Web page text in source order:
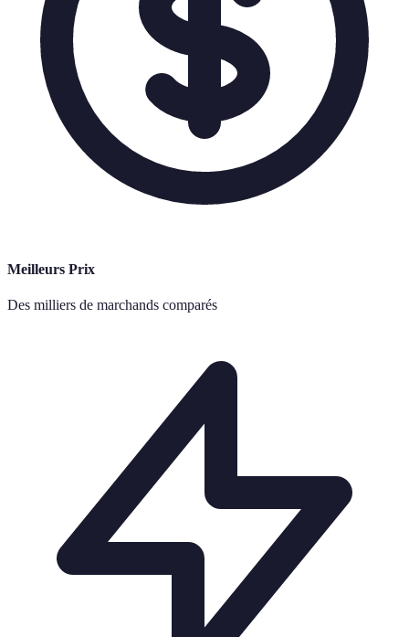
Meilleurs Prix
Des milliers de marchands comparés